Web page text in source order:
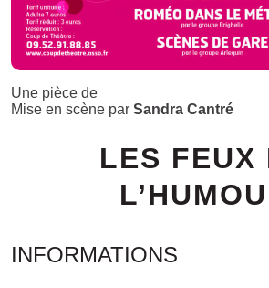
Une pièce de
Mise en scène par Sandra Cantré
LES FEUX
INFORMATIONS